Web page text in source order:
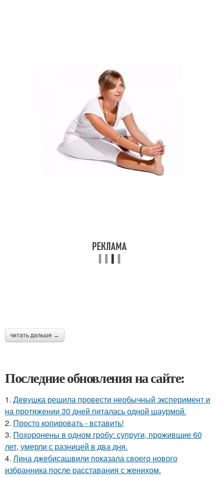
читать дальше →
Последние обновления на сайте:
1. Девушка решила провести необычный эксперимент и
на протяжении 30 дней питалась одной шаурмой.
2. Просто копировать - вставить!
3. Похоронены в одном гробу: супруги, прожившие 60
лет, умерли с разницей в два дня.
4. Лина джебисашвили показала своего нового
избранника после расставания с женихом.